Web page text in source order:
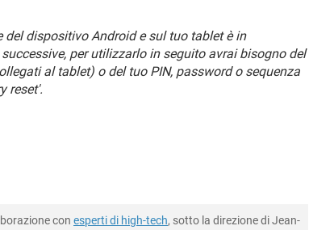
dispositivo Android e sul tuo tablet è in
per utilizzarlo in seguito avrai bisogno del
al tablet) o del tuo PIN, password o sequenza
reset'.
con esperti di high-tech, sotto la direzione di Jean-